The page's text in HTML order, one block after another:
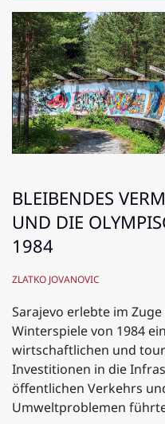
BLEIBENDES
UND DIE
1984
ZLATKO JOVANOVIC
Sarajevo erlebte im
Winterspiele von 1984
wirtschaftlichen und
Investitionen in die
öffentlichen Verkehrs
Umweltproblemen